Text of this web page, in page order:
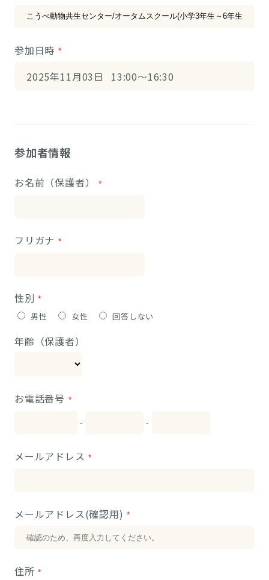
参加日時
2025 11 03 13:00 16:30
参加者情報
お名前（保護者）
フリガナ
性別
男性 女性 回答しない
年齢（保護者）
お電話番号
- -
メールアドレス
メールアドレス(確認用)
住所